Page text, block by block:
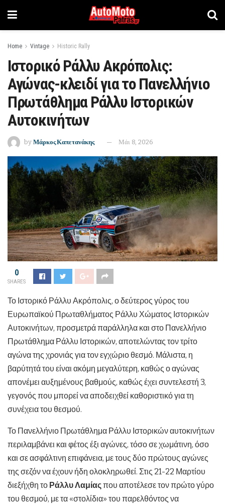
Home Vintage Historic Rally
Ιστορικό Ράλλυ Ακρόπολις:
Αγώνας-κλειδί για το Πανελλήνιο
Πρωτάθλημα Ράλλυ Ιστορικών
Αυτοκινήτων
by Μάρκος Καπετανάκης Μάι 8, 2026
0
SHARES
Το Ιστορικό Ράλλυ Ακρόπολις, ο δεύτερος γύρος του
Ευρωπαϊκού Πρωταθλήματος Ράλλυ Χώματος Ιστορικών
Αυτοκινήτων, προσμετρά παράλληλα και στο Πανελλήνιο
Πρωτάθλημα Ράλλυ Ιστορικών, αποτελώντας τον τρίτο
αγώνα της χρονιάς για τον εγχώριο θεσμό. Μάλιστα, η
βαρύτητά του είναι ακόμη μεγαλύτερη, καθώς ο αγώνας
απονέμει αυξημένους βαθμούς, καθώς έχει συντελεστή 3,
γεγονός που μπορεί να αποδειχθεί καθοριστικό για τη
συνέχεια του θεσμού.
Το Πανελλήνιο Πρωτάθλημα Ράλλυ Ιστορικών αυτοκινήτων
περιλαμβάνει και φέτος έξι αγώνες, τόσο σε χωμάτινη, όσο
και σε ασφάλτινη επιφάνεια, με τους δύο πρώτους αγώνες
της σεζόν να έχουν ήδη ολοκληρωθεί. Στις 21-22 Μαρτίου
διεξήχθη το Ράλλυ Λαμίαςπου αποτέλεσε τον πρώτο γύρο
του θεσμού, με τα «στολίδια» του παρελθόντος να